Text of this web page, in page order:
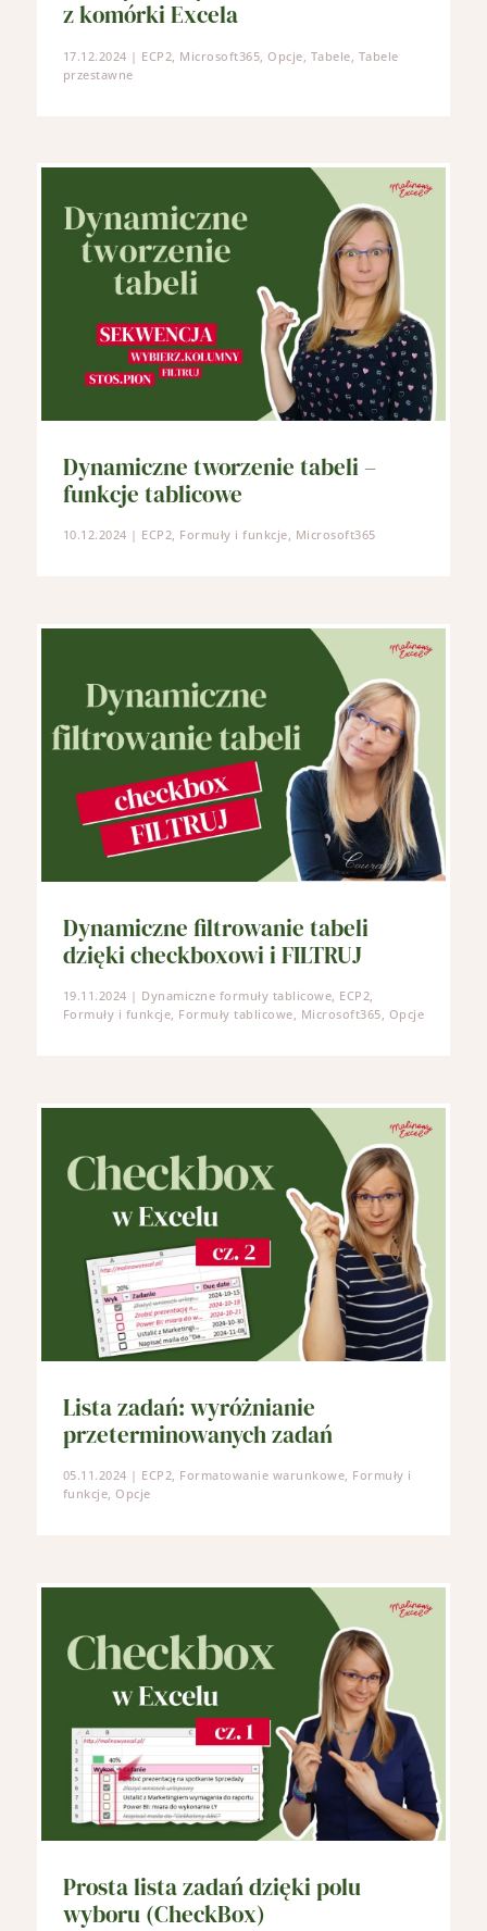
z komórki Excela
17.12.2024 | ECP2 Microsoft365 ,Opcje Tabele Tabele
przestawne
Dynamiczne tworzenie tabeli –
funkcje tablicowe
10.12.2024 | ECP2, Formuły i funkcje, Microsoft365
Dynamiczne filtrowanie tabeli
dzięki checkboxowi i FILTRUJ
19.11.2024 | Dynamiczne formuły tablicowe, ECP2,
Formuły i funkcje, Formuły tablicowe, Microsoft365, Opcje
Lista zadań: wyróżnianie
przeterminowanych zadań
05.11.2024 | ECP2, Formatowanie warunkowe, Formuły i
funkcje,Opcje
Prosta lista zadań dzięki polu
wyboru (CheckBox)